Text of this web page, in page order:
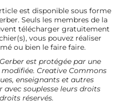
est disponible sous forme
Seuls les membres de la
télécharger gratuitement
vous pouvez réaliser
ou bien le faire faire.
est protégée par une
Creative Commons
enseignants et autres
souplesse leurs droits
réservés.